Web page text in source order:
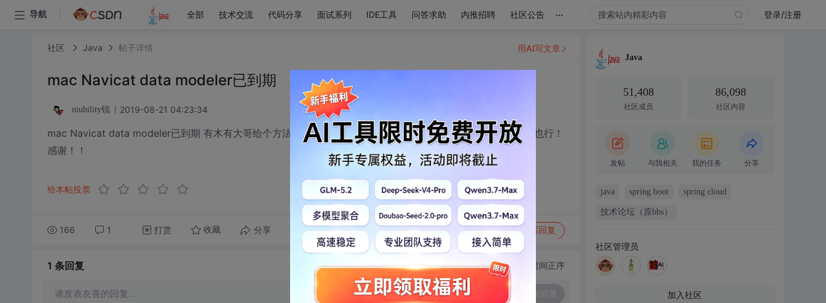
导航 全部 技术交流 代码分享 面试系列 IDE工具 问答求助 内推招聘 社区公告 ... 登录/注册
社区 Java 帖子详情
mac Navicat data modeler已到期
niubility锐 2019-08-21 04:23:34
mac Navicat data modeler已到期 有木有大哥给个方法解决一下啊？？ 或者推荐一个mac 上的数据库设计工具也行！
感谢！！
给本帖投票
166 1 打赏 收藏 分享 转发到动态 举报 写回复
用AI写文章
1 条回复 切换为时间正序
请发表友善的回复…
Java
51,408
社区成员
86,098
社区内容
发帖 与我相关 我的任务 分享
java spring boot spring cloud
技术论坛（原bbs）
社区管理员
加入社区